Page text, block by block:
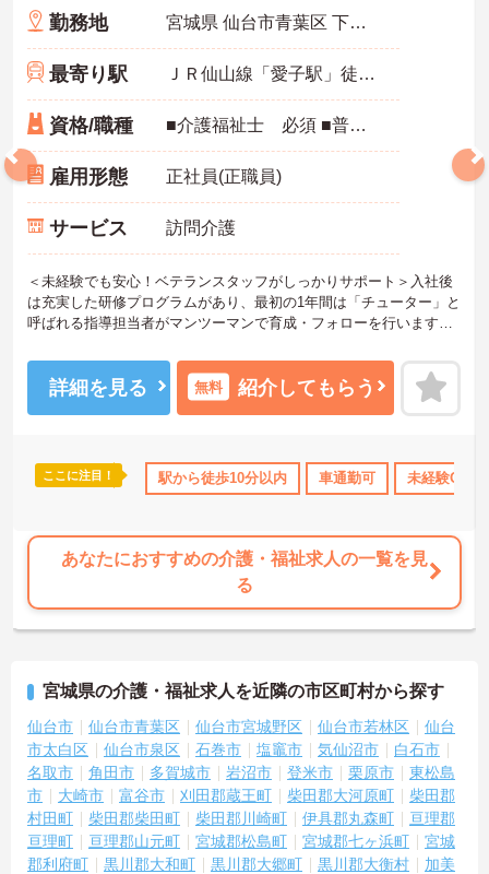
･介護休暇取得実績あり 交通費支給 退職金制度あり
勤務地 宮城県 仙台市青葉区 下愛子字町18
最寄り駅 ＪＲ仙山線「愛子駅」徒歩5分
資格/職種 ■介護福祉士 必須 ■普通自動車運転免許(AT限定可) 必須 ■経験：不問
雇用形態 正社員(正職員)
サービス 訪問介護
＜未経験でも安心！ベテランスタッフがしっかりサポート＞入社後
は充実した研修プログラムがあり、最初の1年間は「チューター」と
呼ばれる指導担当者がマンツーマンで育成・フォローを行います。
るので、困ったことがあればすぐに相談できます。焦らずじっくり
とスキルを身につけていける温かい環境です。
＜助け合いが自然に生まれる、明るい職場です＞スタッフ同士がお
すく、仕事だけでなくプライベートも大切にできる環境です。また
充実した福利厚生なども魅力♪安定した待遇の中で、モチベーション
詳細を見る 無料 紹介してもらう
ここに注目！ 駅から徒歩10分以内 車通勤可 未経験OK
あなたにおすすめの介護・福祉求人の一覧を見
る
宮城県の介護・福祉求人を近隣の市区町村から探す
仙台市 仙台市青葉区 仙台市宮城野区 仙台市若林区
仙台
市太白区
仙台市泉区 石巻市 塩竈市 気仙沼市
白石市
名取市
角田市 多賀城市 岩沼市 登米市 栗原市
東松島
市
大崎市 富谷市 刈田郡蔵王町 柴田郡大河原町
柴田郡
村田町
柴田郡柴田町 柴田郡川崎町 伊具郡丸森町
亘理郡
亘理町
亘理郡山元町 宮城郡松島町 宮城郡七ヶ浜町
宮城
郡利府町
黒川郡大和町 黒川郡大郷町 黒川郡大衡村
加美